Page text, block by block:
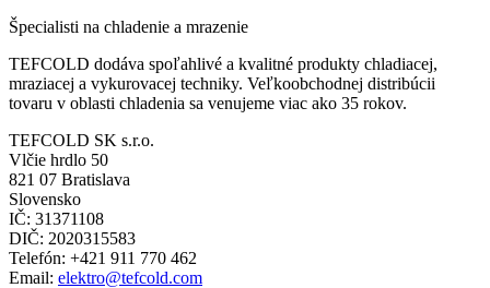
Špecialisti na chladenie a mrazenie
TEFCOLD dodáva spoľahlivé a kvalitné produkty chladiacej,
mraziacej a vykurovacej techniky. Veľkoobchodnej distribúcii
tovaru v oblasti chladenia sa venujeme viac ako 35 rokov.
TEFCOLD SK s.r.o.
Vlčie hrdlo 50
821 07 Bratislava
Slovensko
IČ: 31371108
DIČ: 2020315583
Telefón: +421 911 770 462
Email: elektro@tefcold.com